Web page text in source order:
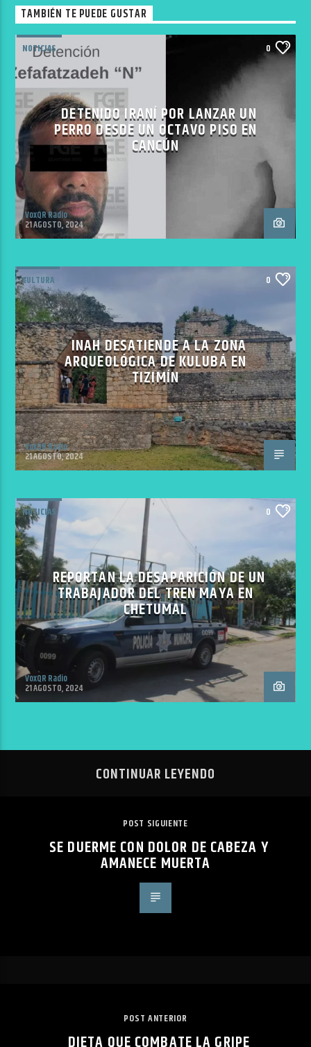
TAMBIÉN TE PUEDE GUSTAR
NOTICIAS 0
DETENIDO IRANÍ POR LANZAR UN
PERRO DESDE UN OCTAVO PISO EN
CANCÚN
VoxQR Radio
21 AGOSTO, 2024
CULTURA 0
INAH DESATIENDE A LA ZONA
ARQUEOLÓGICA DE KULUBÁ EN
TIZIMÍN
VoxQR Radio
21 AGOSTO, 2024
NOTICIAS 0
REPORTAN LA DESAPARICIÓN DE UN
TRABAJADOR DEL TREN MAYA EN
CHETUMAL
VoxQR Radio
21 AGOSTO, 2024
CONTINUAR LEYENDO
POST SIGUIENTE
SE DUERME CON DOLOR DE CABEZA Y
AMANECE MUERTA
POST ANTERIOR